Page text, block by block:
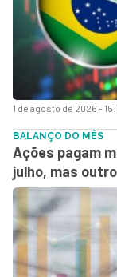
1 de agosto de 2026 -
BALANÇO DO MÊS
Ações pagam
julho, mas